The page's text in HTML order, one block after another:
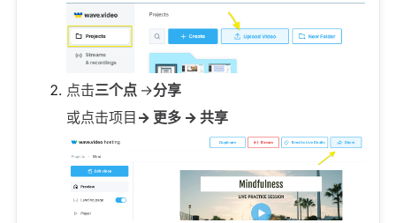
点击三个点 ->分享
或点击项目 -> 更多 -> 共享